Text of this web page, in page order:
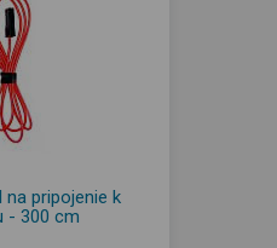
na pripojenie k
- 300 cm